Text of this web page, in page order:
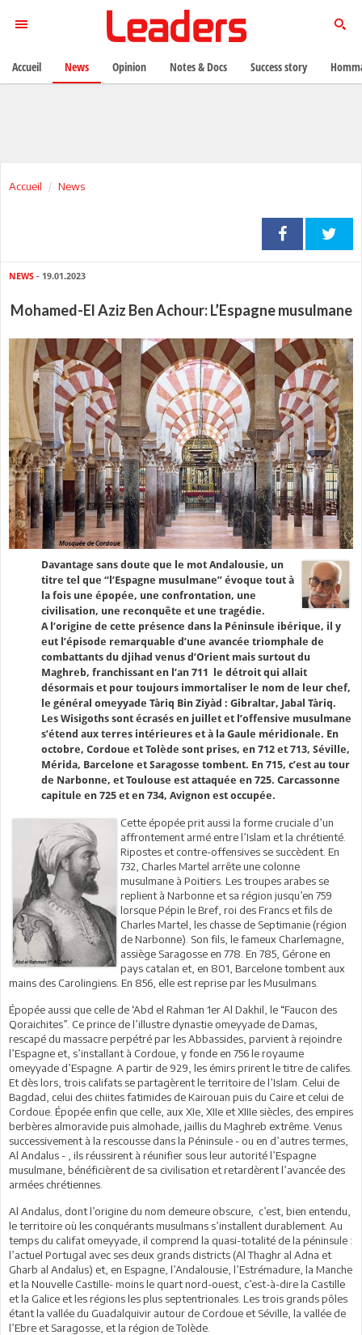
Accueil News
NEWS - 19.01.2023
Mohamed-El Aziz Ben Achour: L’Espagne musulmane
Davantage sans doute que le mot Andalousie, un
titre tel que “l’Espagne musulmane” évoque tout à
la fois une épopée, une confrontation, une
civilisation, une reconquête et une tragédie.
A l’origine de cette présence dans la Péninsule ibérique, il y
eut l’épisode remarquable d’une avancée triomphale de
combattants du djihad venus d’Orient mais surtout du
Maghreb, franchissant en l’an 711 le détroit qui allait
désormais et pour toujours immortaliser le nom de leur chef,
le général omeyyade Tàriq Bin Ziyàd : Gibraltar, Jabal Tàriq.
Les Wisigoths sont écrasés en juillet et l’offensive musulmane
s’étend aux terres intérieures et à la Gaule méridionale. En
octobre, Cordoue et Tolède sont prises, en 712 et 713, Séville,
Mérida, Barcelone et Saragosse tombent. En 715, c’est au tour
de Narbonne, et Toulouse est attaquée en 725. Carcassonne
capitule en 725 et en 734, Avignon est occupée.
Cette épopée prit aussi la forme cruciale d’un
affrontement armé entre l’Islam et la chrétienté.
Ripostes et contre-offensives se succèdent. En
732, Charles Martel arrête une colonne
musulmane à Poitiers. Les troupes arabes se
replient à Narbonne et sa région jusqu’en 759
lorsque Pépin le Bref, roi des Francs et fils de
Charles Martel, les chasse de Septimanie (région
de Narbonne). Son fils, le fameux Charlemagne,
assiège Saragosse en 778. En 785, Gérone en
pays catalan et, en 801, Barcelone tombent aux
mains des Carolingiens. En 856, elle est reprise par les Musulmans.
Épopée aussi que celle de ‘Abd el Rahman 1er Al Dakhil, le “Faucon des
Qoraichites”. Ce prince de l’illustre dynastie omeyyade de Damas,
rescapé du massacre perpétré par les Abbassides, parvient à rejoindre
l’Espagne et, s’installant à Cordoue, y fonde en 756 le royaume
omeyyade d’Espagne. A partir de 929, les émirs prirent le titre de califes.
Et dès lors, trois califats se partagèrent le territoire de l’Islam. Celui de
Bagdad, celui des chiites fatimides de Kairouan puis du Caire et celui de
Cordoue. Épopée enfin que celle, aux XIe, XIIe et XIIIe siècles, des empires
berbères almoravide puis almohade, jaillis du Maghreb extrême. Venus
successivement à la rescousse dans la Péninsule - ou en d’autres termes,
Al Andalus - , ils réussirent à réunifier sous leur autorité l’Espagne
musulmane, bénéficièrent de sa civilisation et retardèrent l’avancée des
armées chrétiennes.
Al Andalus, dont l’origine du nom demeure obscure, c’est, bien entendu,
le territoire où les conquérants musulmans s’installent durablement. Au
temps du califat omeyyade, il comprend la quasi-totalité de la péninsule :
l’actuel Portugal avec ses deux grands districts (Al Thaghr al Adna et
Gharb al Andalus) et, en Espagne, l’Andalousie, l’Estrémadure, la Manche
et la Nouvelle Castille- moins le quart nord-ouest, c’est-à-dire la Castille
et la Galice et les régions les plus septentrionales. Les trois grands pôles
étant la vallée du Guadalquivir autour de Cordoue et Séville, la vallée de
l’Ebre et Saragosse, et la région de Tolède.
Accueil News Opinion Notes & Docs Success story